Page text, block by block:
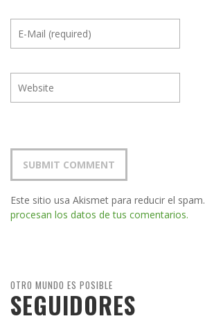
Este sitio usa Akismet para reducir el spam.
procesan los datos de tus comentarios.
OTRO MUNDO ES POSIBLE
SEGUIDORES